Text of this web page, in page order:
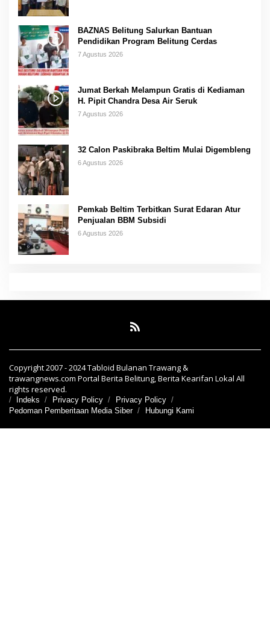
BAZNAS Belitung Salurkan Bantuan
Pendidikan Program Belitung Cerdas
7 Agustus 2026
Jumat Berkah Melampun Gratis di Kediaman
H. Pipit Chandra Desa Air Seruk
7 Agustus 2026
32 Calon Paskibraka Beltim Mulai Digembleng
6 Agustus 2026
Pemkab Beltim Terbitkan Surat Edaran Atur
Penjualan BBM Subsidi
6 Agustus 2026
Copyright 2007 - 2024 Tabloid Bulanan Trawang &
trawangnews.com Portal Berita Belitung, Berita Kearifan Lokal All
rights reserved.
Indeks Privacy Policy
Privacy Policy
Pedoman Pemberitaan Media Siber
Hubungi Kami